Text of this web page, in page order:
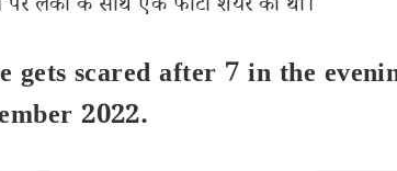
पर लेकी के साथ एक फोटो शेयर की थी।
gets scared after 7 in the
2022.